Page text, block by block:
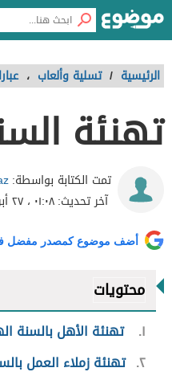
الرئيسية / تسلية وألعاب ،
تهنئة
تمت الكتابة بواسطة:
آخر تحديث:٠١:٠٨ ، ٢٧ أبريل ٢٠٢٢
أضف موضوع كمصدر مفضل
محتويات
١
تهنئة الأهل بالسنة
٢ تهنئة زملاء العمل